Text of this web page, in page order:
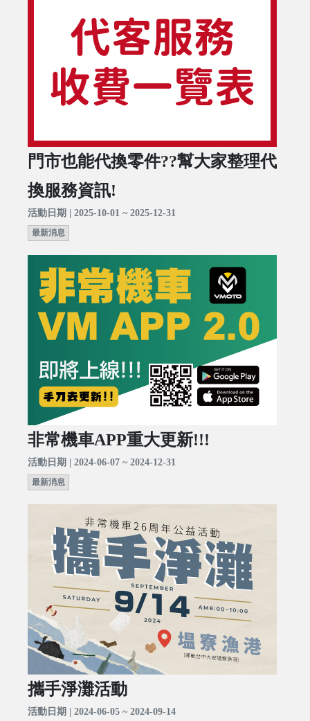
門市也能代換零件??幫大家整理代
換服務資訊!
活動日期 | 2025-10-01 ~ 2025-12-31
最新消息
非常機車APP重大更新!!!
活動日期 | 2024-06-07 ~ 2024-12-31
最新消息
攜手淨灘活動
活動日期 | 2024-06-05 ~ 2024-09-14